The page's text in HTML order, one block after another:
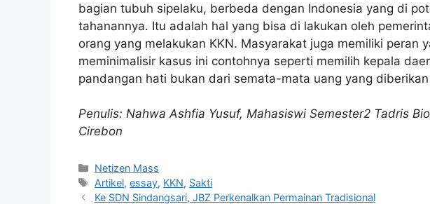
bagian tubuh sipelaku, berbeda dengan Indonesia yang di
tahanannya. Itu adalah hal yang bisa di lakukan oleh
orang yang melakukan KKN. Masyarakat juga memiliki peran
meminimalisir kasus ini contohnya seperti memilih kepala
pandangan hati bukan dari semata-mata uang yang
Penulis: Nahwa Ashfia Yusuf, Mahasiswi Semester2 Tadris
Cirebon
Kategori
Netizen Mass
Tag
Artikel,essay, KKN, Sakti
Ke SDN Sindangsari, JBZ Perkenalkan Permainan Tradisional